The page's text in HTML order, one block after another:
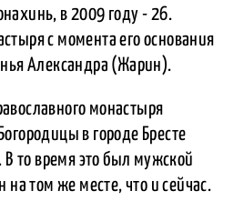
в 2009 году - 26.
с момента его основания
Александра (Жарин).
монастыря
в городе Бресте
В то время это был мужской
на том же месте, что и сейчас.